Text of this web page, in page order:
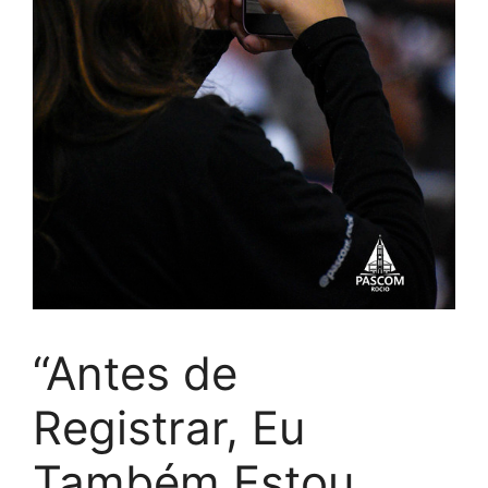
“Antes de
Registrar, Eu